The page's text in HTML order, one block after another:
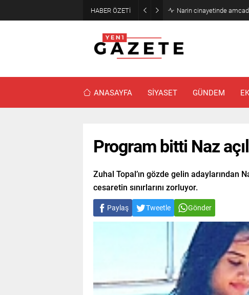
HABER ÖZETİ Narin cinayetinde
ANASAYFA SİYASET GÜNDEM
Program bitti Naz
Zuhal Topal’ın gözde gelin adaylarından
cesaretin sınırlarını zorluyor.
Paylaş Tweetle Gönder